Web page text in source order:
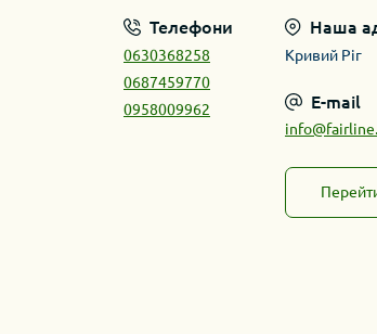
Телефони
0630368258
0687459770
0958009962
Наша
Кривий Ріг
E-mail